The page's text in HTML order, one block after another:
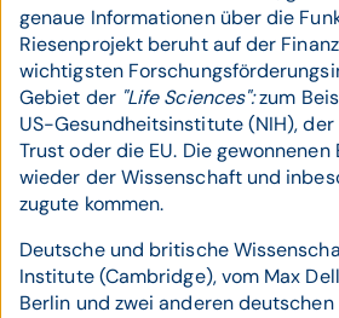
genaue Informationen über die
Riesenprojekt beruht auf der
wichtigsten
Gebiet der"Life Sciences":zum
US-Gesundheitsinstitute (NIH),
Trust oder die EU. Die
wieder der Wissenschaft und
zugute kommen.
Deutsche und britische
Institute (Cambridge), vom Max
Berlin und zwei anderen deutschen